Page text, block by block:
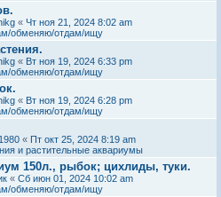
« Чт ноя 21, 2024 8:02 am
обменяю/отдам/ищу
« Вт ноя 19, 2024 6:33 pm
обменяю/отдам/ищу
« Вт ноя 19, 2024 6:28 pm
обменяю/отдам/ищу
« Пт окт 25, 2024 8:19 am
и растительные аквариумы
150л., рыбок; цихлиды, туки.
« Сб июн 01, 2024 10:02 am
обменяю/отдам/ищу